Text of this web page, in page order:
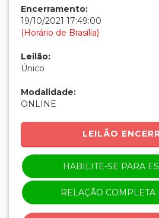
Encerramento:
19/10/2021 17:49:00
(Horário de Brasília)
Leilão:
Único
Modalidade:
ONLINE
LEILÃO
HABILITE-SE PARA
RELAÇÃO COMPLETA